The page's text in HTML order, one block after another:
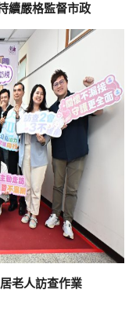
續嚴格監督市政
老人訪查作業